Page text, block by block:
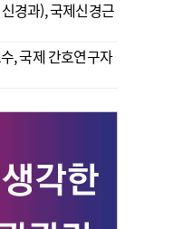
경과), 국제신경근
, 국제 간호연구자